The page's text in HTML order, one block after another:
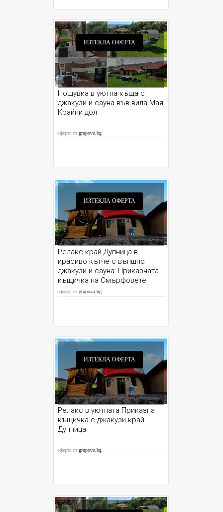
ИЗТЕКЛА ОФЕРТА
Нощувка в уютна къща с
джакузи и сауна във вила Мая,
Крайни дол
оферта отgrupovo.bg
ИЗТЕКЛА ОФЕРТА
Релакс край Дупница в
красиво кътче с външно
джакузи и сауна: Приказната
къщичка на Смърфовете
оферта отgrupovo.bg
ИЗТЕКЛА ОФЕРТА
Релакс в уютната Приказна
къщичка с джакузи край
Дупница
оферта отgrupovo.bg